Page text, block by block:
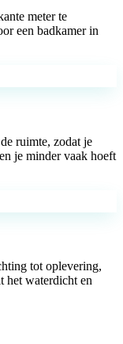
meter te
een badkamer in
ruimte, zodat je
je minder vaak hoeft
tot oplevering,
het waterdicht en